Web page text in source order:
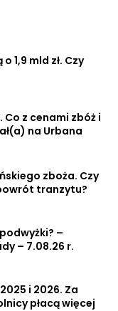
1,9 mld zł. Czy
z cenami zbóż i
na Urbana
zboża. Czy
tranzytu?
–
– 7.08.26 r.
i 2026. Za
płacą więcej